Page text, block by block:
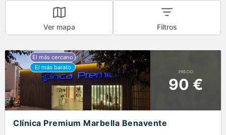
Ver mapa Filtros
PRECIO
90 €
Clínica Premium Marbella Benavente